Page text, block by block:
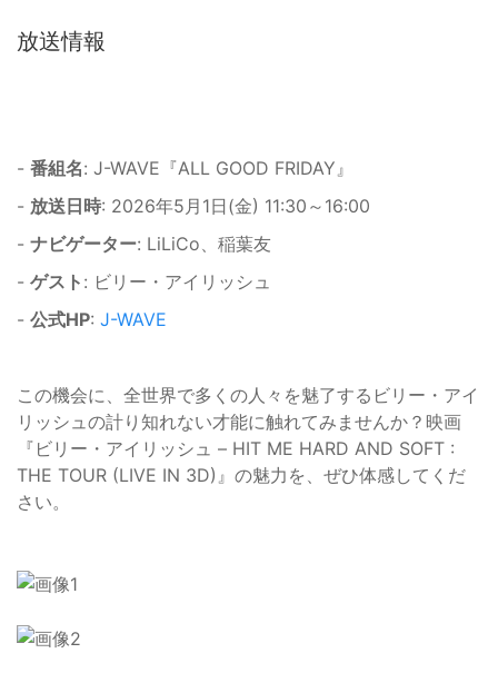
放送情報
- 番組名: J-WAVE『ALL GOOD FRIDAY』
- 放送日時: 2026年5月1日(金) 11:30～16:00
- ナビゲーター: LiLiCo、稲葉友
- ゲスト : ビリー・アイリッシュ
- 公式HP: J-WAVE
この機会に、全世界で多くの人々を魅了するビリー・アイ
リッシュの計り知れない才能に触れてみませんか？映画
『ビリー・アイリッシュ – HIT ME HARD AND SOFT :
THE TOUR (LIVE IN 3D)』の魅力を、ぜひ体感してくだ
さい。